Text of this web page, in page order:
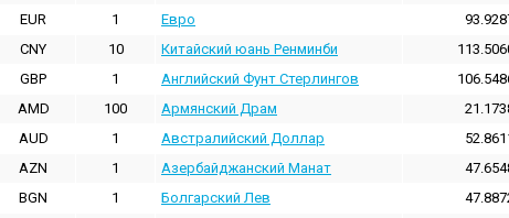
EUR
1 Евро
CNY
10 Китайский юань Ренминби
GBP
1 Английский Фунт Стерлингов
AMD
100 Армянский Драм
AUD
1 Австралийский Доллар
AZN
1 Азербайджанский Манат
BGN
1 Болгарский Лев